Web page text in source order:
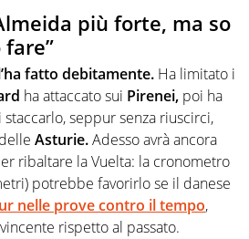
più forte, ma so
fatto debitamente. Ha limitato i
ha attaccato sui Pirenei, poi ha
seppur senza riuscirci,
Asturie.Adesso avrà ancora
ribaltare la Vuelta: la cronometro
potrebbe favorirlo se il danese
nelle prove contro il tempo,
rispetto al passato.